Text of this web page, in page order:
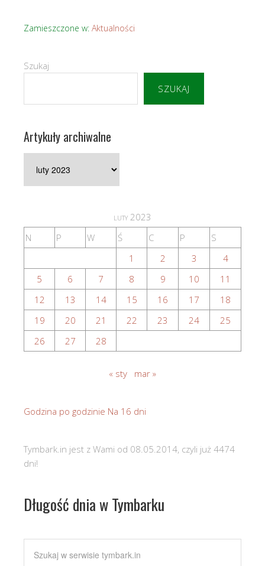
Zamieszczone w: Aktualności
Szukaj
SZUKAJ
Artykuły archiwalne
archiwalne
luty 2023
N
P W Ś C P
S
1
2 3
4
5
6 7 8 9 10
11
12
13 14 15 16 17
18
19
20 21 22 23 24
25
26
27 28
« sty mar »
Godzina po godzinie Na 16 dni
Tymbark.in jest z Wami od 08.05.2014, czyli już 4474
dni!
Długość dnia w Tymbarku